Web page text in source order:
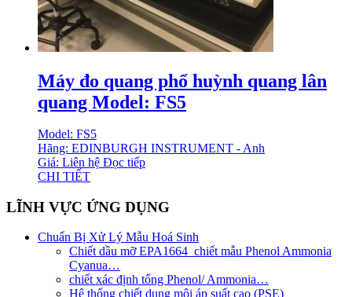
Máy đo quang phổ huỳnh quang lân
quang Model: FS5
Model: FS5
Hãng: EDINBURGH INSTRUMENT - Anh
Giá: Liên hệ Đọc tiếp
CHI TIẾT
LĨNH VỰC ỨNG DỤNG
Chuẩn Bị Xử Lý Mẫu Hoá Sinh
Chiết dầu mỡ EPA1664_chiết mẫu Phenol Ammonia
Cyanua…
chiết xác định tổng Phenol/ Ammonia…
Hệ thống chiết dung môi áp suất cao (PSE)